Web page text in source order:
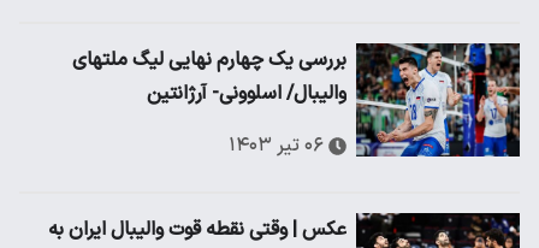
بررسی یک چهارم نهایی لیگ ملتهای
والیبال/ اسلوونی- آرژانتین
۰۶ تیر ۱۴۰۳
عکس | وقتی نقطه قوت والیبال ایران به